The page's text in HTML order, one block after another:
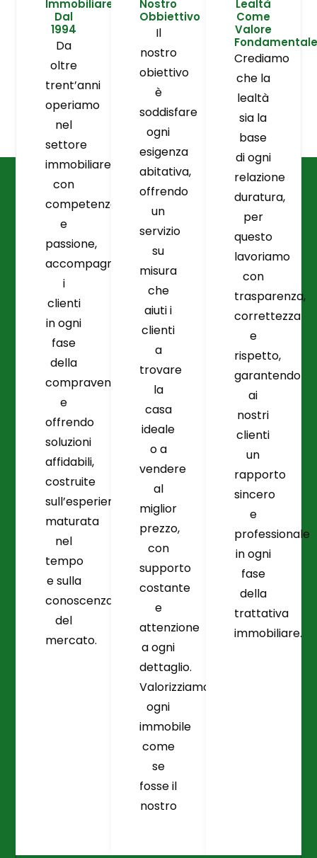
Immobiliare
Dal
1994
Da
oltre
trent’anni
operiamo
nel
settore
immobiliare
con
competenza
e
passione,
accompagnando
i
clienti
in ogni
fase
della
compravendita
e
offrendo
soluzioni
affidabili,
costruite
sull’esperienza
maturata
nel
tempo
e sulla
conoscenza
del
mercato.
Nostro
Obbiettivo
Il
nostro
obiettivo
è
soddisfare
ogni
esigenza
abitativa,
offrendo
un
servizio
su
misura
che
aiuti i
clienti
a
trovare
la
casa
ideale
o a
vendere
al
miglior
prezzo,
con
supporto
costante
e
attenzione
a ogni
dettaglio.
Valorizziamo
ogni
immobile
come
se
fosse il
nostro
Lealtà
Come
Valore
Fondamentale
Crediamo
che la
lealtà
sia la
base
di ogni
relazione
duratura,
per
questo
lavoriamo
con
trasparenza,
correttezza
e
rispetto,
garantendo
ai
nostri
clienti
un
rapporto
sincero
e
professionale
in ogni
fase
della
trattativa
immobiliare.